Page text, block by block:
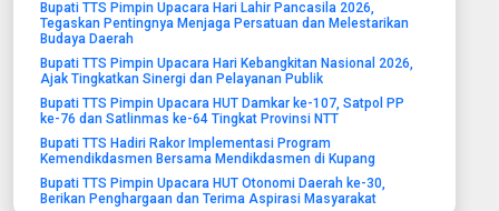
Bupati TTS Pimpin Upacara Hari Lahir Pancasila 2026,
Tegaskan Pentingnya Menjaga Persatuan dan Melestarikan
Budaya Daerah
Bupati TTS Pimpin Upacara Hari Kebangkitan Nasional 2026,
Ajak Tingkatkan Sinergi dan Pelayanan Publik
Bupati TTS Pimpin Upacara HUT Damkar ke-107, Satpol PP
ke-76 dan Satlinmas ke-64 Tingkat Provinsi NTT
Bupati TTS Hadiri Rakor Implementasi Program
Kemendikdasmen Bersama Mendikdasmen di Kupang
Bupati TTS Pimpin Upacara HUT Otonomi Daerah ke-30,
Berikan Penghargaan dan Terima Aspirasi Masyarakat